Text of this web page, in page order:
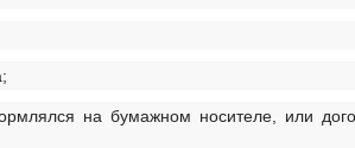
на бумажном носителе, или